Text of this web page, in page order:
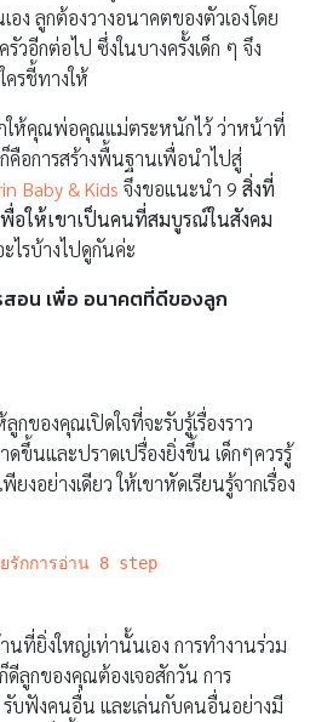
ง ลูกต้องวางอนาคตของตัวเองโดย
วอีกต่อไป ซึ่งในบางครั้งเด็ก ๆ จึง
ครชี้ทางให้
ให้คุณพ่อคุณแม่ตระหนักไว้ ว่าหน้าที่
คือการสร้างพื้นฐานเพื่อนำไปสู่
Baby & Kids จึงขอแนะนำ 9 สิ่งที่
อให้เขาเป็นคนที่สมบูรณ์ในสังคม
ไรบ้างไปดูกันค่ะ
อน เพื่อ อนาคตที่ดีของลูก
กของคุณเปิดใจที่จะรับรู้เรื่องราว
ขึ้นและปราดเปรื่องยิ่งขึ้น เด็กๆควรรู้
งอย่างเดียว ให้เขาหัดเรียนรู้จากเรื่อง
รักการอ่าน 8 step
ที่ยิ่งใหญ่เท่านั้นเอง การทำงานร่วม
ลูกของคุณต้องเจอสักวัน การ
รับฟังคนอื่น และเล่นกับคนอื่นอย่างมี